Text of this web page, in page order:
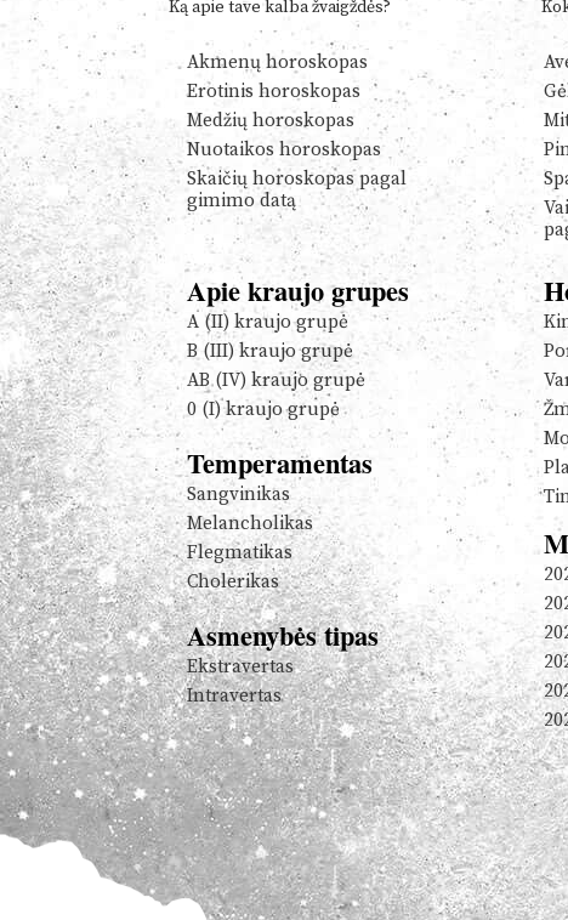
Ką apie tave kalba žvaigždės?
Akmenų horoskopas
Erotinis horoskopas
Medžių horoskopas
Nuotaikos horoskopas
Skaičių horoskopas pagal
gimimo datą
Apie kraujo grupes
A (II) kraujo grupė
B (III) kraujo grupė
AB (IV) kraujo grupė
0 (I) kraujo grupė
Temperamentas
Sangvinikas
Melancholikas
Flegmatikas
Cholerikas
Asmenybės tipas
Ekstravertas
Intravertas